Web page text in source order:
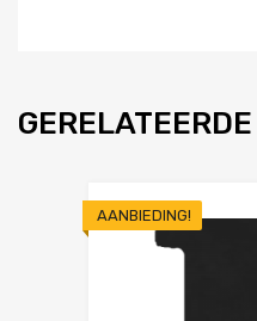
AANBIEDING!